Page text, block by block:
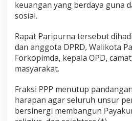
keuangan yang berdaya guna
sosial.
Rapat Paripurna tersebut
dan anggota DPRD, Walikota
Forkopimda, kepala OPD,
masyarakat.
Fraksi PPP menutup
harapan agar seluruh unsur
bersinergi membangun